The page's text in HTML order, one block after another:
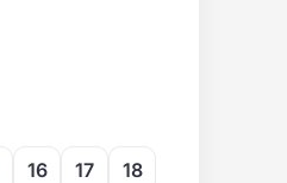
16 17
18